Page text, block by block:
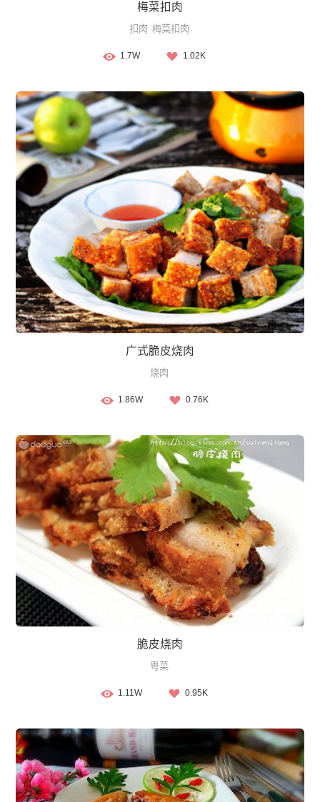
梅菜扣肉
扣肉 梅菜扣肉
1.7W 1.02K
广式脆皮烧肉
烧肉
1.86W 0.76K
脆皮烧肉
粤菜
1.11W 0.95K